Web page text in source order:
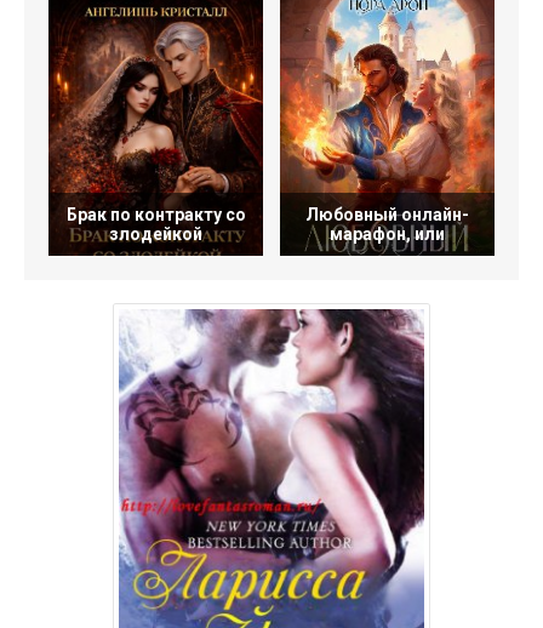
Брак по контракту со
злодейкой
Любовный онлайн-
марафон, или